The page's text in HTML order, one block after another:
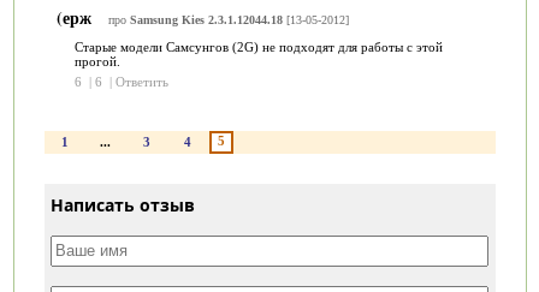
(ерж про Samsung Kies 2.3.1.12044.18[13-05-2012]
Старые модели Самсунгов (2G) не подходят для работы с этой
прогой.
6
| 6 | Ответить
1 ... 3 4 5
Написать отзыв